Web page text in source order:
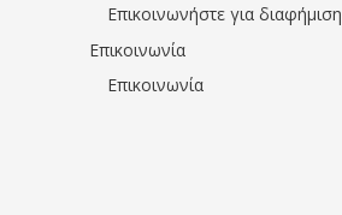
Επικοινωνήστε για διαφήμιση
Επικοινωνία
Επικοινωνία